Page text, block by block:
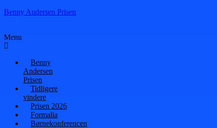
Benny Andersen Prisen
Menu
Benny
Andersen
Prisen
Tidligere
vindere
Prisen 2026
Formalia
Børnekonferencen